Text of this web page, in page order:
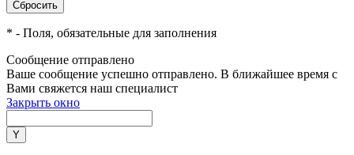
* - Поля, обязательные для заполнения
Сообщение отправлено
Ваше сообщение успешно отправлено. В ближайшее время с
Вами свяжется наш специалист
Закрыть окно